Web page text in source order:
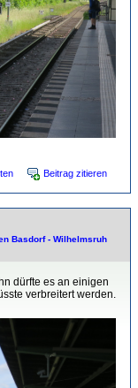
Beitrag zitieren
Basdorf - Wilhelmsruh
dürfte es an einigen
verbreitert werden.